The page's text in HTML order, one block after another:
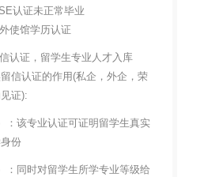
认证未正常毕业
使馆学历认证
认证，留学生专业人才入库
信认证的作用(私企，外企，荣
证):
：该专业认证可证明留学生真实
份
：同时对留学生所学专业等级给